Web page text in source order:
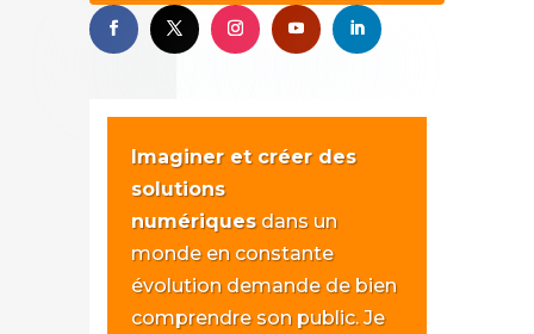
Imaginer et créer des
solutions
numériquesdans un
monde en constante
évolution demande de bien
comprendre son public. Je